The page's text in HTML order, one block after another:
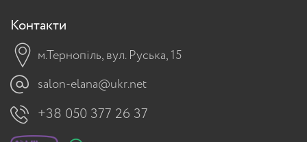
Контакти
м.Тернопіль, вул. Руська, 15
salon-elana@ukr.net
+38 050 377 26 37